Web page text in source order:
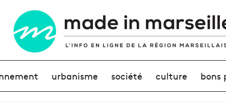
urbanisme société culture bons